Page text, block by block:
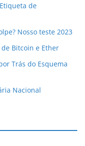
de
Nosso teste 2023
Bitcoin e Ether
Trás do Esquema
Nacional